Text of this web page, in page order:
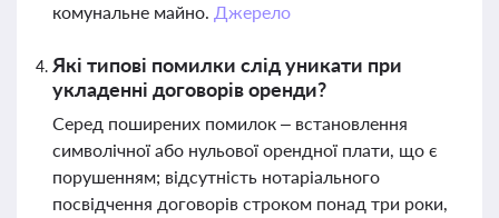
комунальне майно. Джерело
Які типові помилки слід уникати при
укладенні договорів оренди?
Серед поширених помилок – встановлення
символічної або нульової орендної плати, що є
порушенням; відсутність нотаріального
посвідчення договорів строком понад три роки,